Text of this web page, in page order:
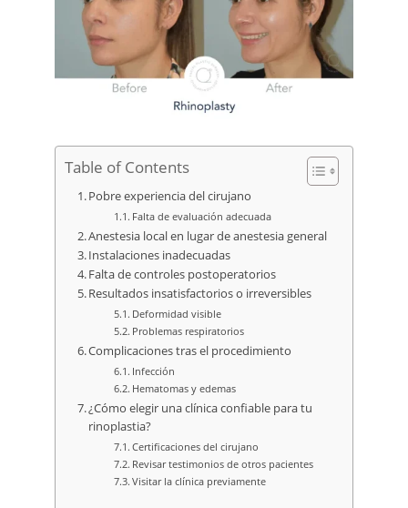
Table of Contents
Pobre experiencia del cirujano
Falta de evaluación adecuada
Anestesia local en lugar de anestesia general
Instalaciones inadecuadas
Falta de controles postoperatorios
Resultados insatisfactorios o irreversibles
Deformidad visible
Problemas respiratorios
Complicaciones tras el procedimiento
Infección
Hematomas y edemas
¿Cómo elegir una clínica confiable para tu
rinoplastia?
Certificaciones del cirujano
Revisar testimonios de otros pacientes
Visitar la clínica previamente